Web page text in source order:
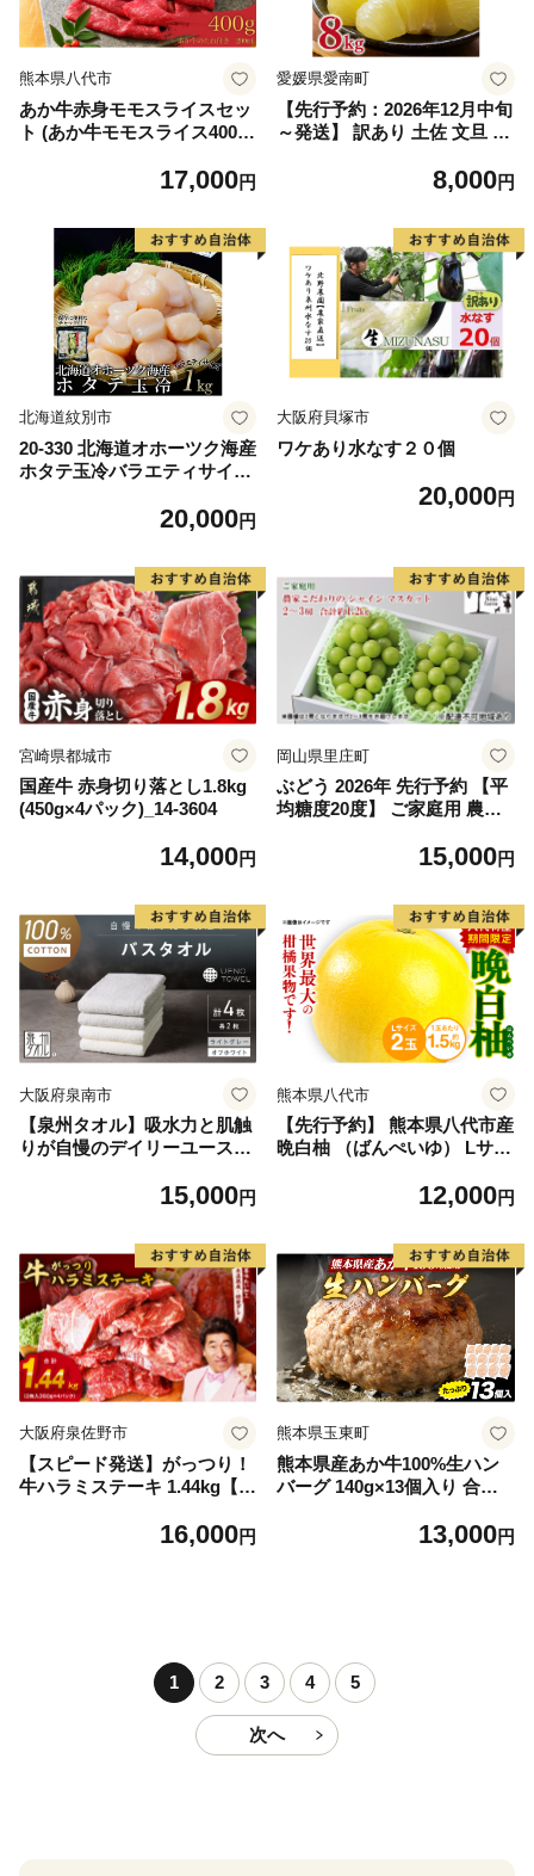
熊本県八代市
あか牛赤身モモスライスセッ
ト (あか牛モモスライス400
17,000円
愛媛県愛南町
【先行予約：2026年12月中旬
～発送】 訳あり 土佐 文旦 8k
ス) 8000円 わけあり ぶんたん
農家直送 期間限定 特産品 サ
イズミックス くらもとファー
ム 愛南町 愛媛県
8,000円
北海道紋別市
20-330 北海道オホーツク海産
ホタテ玉冷バラエティサイズ
20,000円
大阪府貝塚市
ワケあり水なす２０個
20,000円
宮崎県都城市
国産牛 赤身切り落とし1.8kg
(450g×4パック)_14-3604
14,000円
岡山県里庄町
ぶどう 2026年 先行予約 【平
均糖度20度】 ご家庭用 農家
ット 2～3房 合計約1.2kg ブ
直送 】
15,000円
大阪府泉南市
【泉州タオル】吸水力と肌触
りが自慢のデイリーユースバ
トグレー 4枚【配送不可地
15,000円
熊本県八代市
【先行予約】 熊本県八代市産
晩白柚 （ばんぺいゆ） Lサイ
もの フルーツ おやつ 特産 熊
12,000円
大阪府泉佐野市
【スピード発送】がっつり！
牛ハラミステーキ 1.44kg【氷
g×4パック 牛肉 すてーき 焼
16,000円
熊本県玉東町
熊本県産あか牛100%生ハン
バーグ 140g×13個入り 合計1
に出荷予定(土日祝除く)》熊
13,000円
1 2 3 4 5
次へ